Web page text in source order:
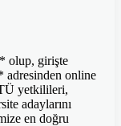
olup, girişte
adresinden online
yetkilileri,
adaylarını
en doğru